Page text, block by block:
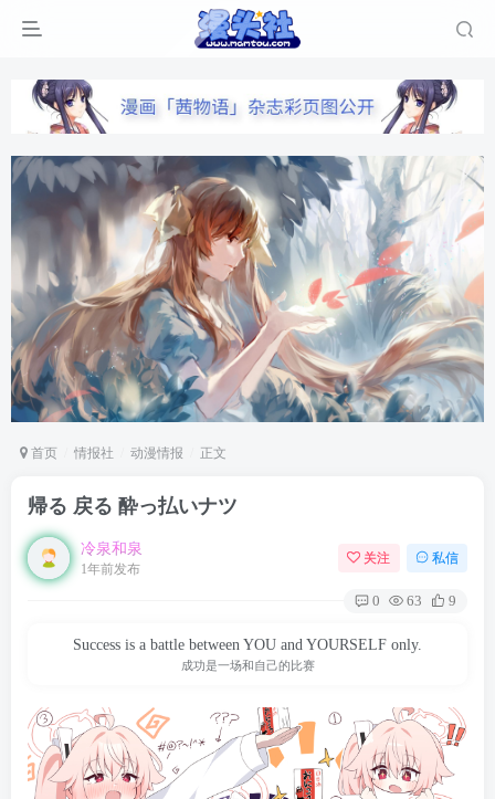
首页 情报社 动漫情报 正文
帰る 戻る 酔っ払いナツ
冷泉和泉
1年前发布
关注 私信
0 63 9
Success is a battle between YOU and YOURSELF only.
成功是一场和自己的比赛